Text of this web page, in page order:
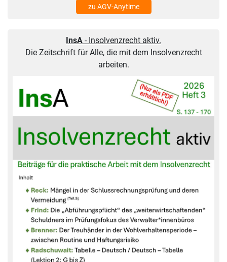
zu AGV-Anytime
InsA - Insolvenzrecht aktiv.
Die Zeitschrift für Alle, die mit dem Insolvenzrecht
arbeiten.